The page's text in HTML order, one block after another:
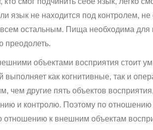
язык не находится под контролем,
всем остальным. Пища необходима
преодолеть.
объектами восприятия стоит ум
выполняет как когнитивные, так и
чем другие пять объектов
и контролю. Поэтому по отношению
отношению к внешним объектам